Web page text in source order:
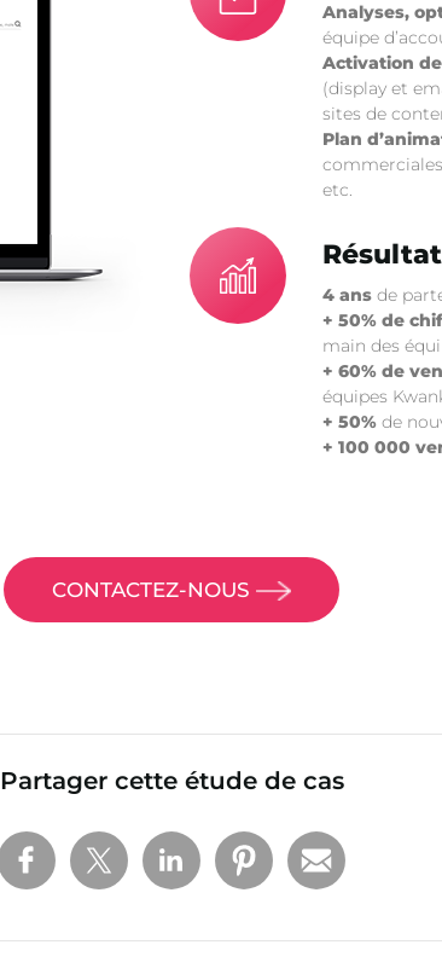
Analyses,
équipe
Activation
(display et
sites de
Plan
etc.
4 ans de
+ 50% de
main des
+ 60% de
équipes
+ 50% de
+ 100 000
CONTACTEZ-NOUS
Partager cette étude de cas